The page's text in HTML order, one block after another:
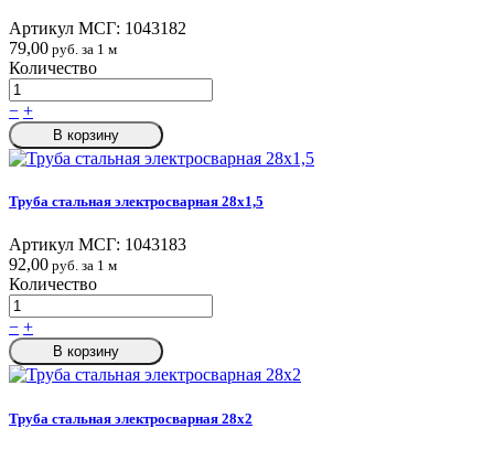
Артикул МСГ: 1043182
79,00 руб. за 1 м
Количество
− +
В корзину
Труба стальная электросварная 28x1,5
Артикул МСГ: 1043183
92,00 руб. за 1 м
Количество
− +
В корзину
Труба стальная электросварная 28x2